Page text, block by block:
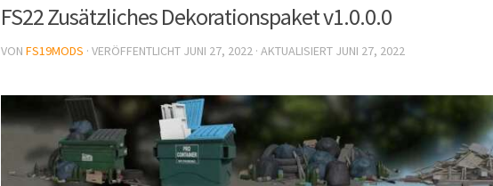
FS22 Zusätzliches Dekorationspaket v1.0.0.0
VON FS19MODS · VERÖFFENTLICHT JUNI 27, 2022 · AKTUALISIERT JUNI 27, 2022